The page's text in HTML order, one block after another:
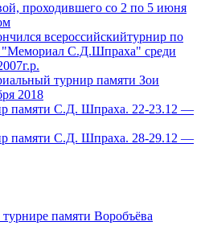
проходившего со 2 по 5 июня
всероссийскийтурнир по
"Мемориал С.Д.Шпраха" среди
турнир памяти Зои
2018
памяти С.Д. Шпраха. 22-23.12 —
памяти С.Д. Шпраха. 28-29.12 —
памяти Воробъёва